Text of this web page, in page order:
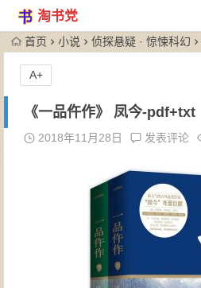
淘书党
首页 小说 侦探悬疑 · 惊悚科幻
《一品仵作》 凤今-pdf+txt
2018年11月28日 发表评论
A+